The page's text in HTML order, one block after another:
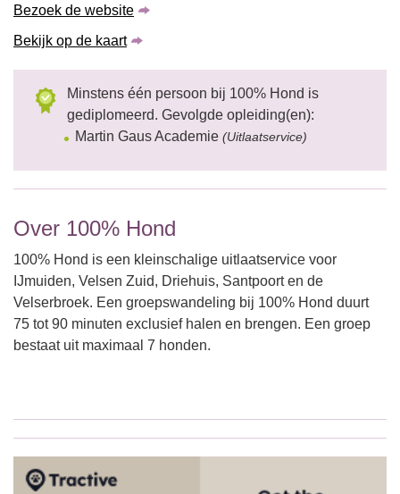
Bezoek de website
Bekijk op de kaart
Minstens één persoon bij 100% Hond is
gediplomeerd. Gevolgde opleiding(en):
Martin Gaus Academie (Uitlaatservice)
Over 100% Hond
100% Hond is een kleinschalige uitlaatservice voor
IJmuiden, Velsen Zuid, Driehuis, Santpoort en de
Velserbroek. Een groepswandeling bij 100% Hond duurt
75 tot 90 minuten exclusief halen en brengen. Een groep
bestaat uit maximaal 7 honden.